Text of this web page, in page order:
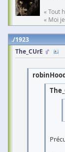
« Tout
« Moi
1923
The_CUrE